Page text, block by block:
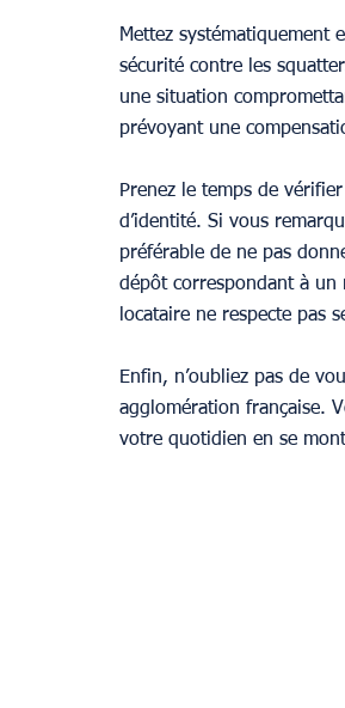
Mettez systématiquement
sécurité contre les
une situation
prévoyant une
Prenez le temps de
d’identité. Si vous
préférable de ne pas
dépôt correspondant à un
locataire ne respecte pas
Enfin, n’oubliez pas de
agglomération française.
votre quotidien en se